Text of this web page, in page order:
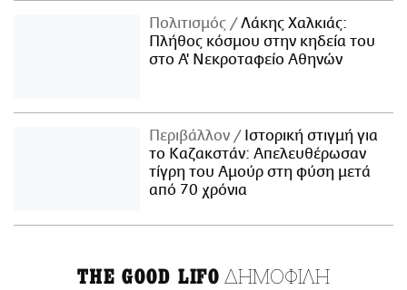
Πολιτισμός
Λάκης Χαλκιάς:
Πλήθος κόσμου στην κηδεία του
στο Α' Νεκροταφείο Αθηνών
Περιβάλλον
Ιστορική στιγμή για
το Καζακστάν: Απελευθέρωσαν
τίγρη του Αμούρ στη φύση μετά
από 70 χρόνια
THE GOOD LIFO ΔΗΜΟΦΙΛΗ